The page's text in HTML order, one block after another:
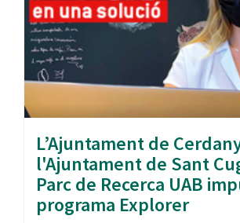
L’Ajuntament de
l'Ajuntament de Sant
Parc de Recerca UAB
programa Explorer